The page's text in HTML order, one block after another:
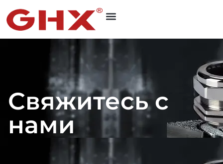
Свяжитесь с
нами